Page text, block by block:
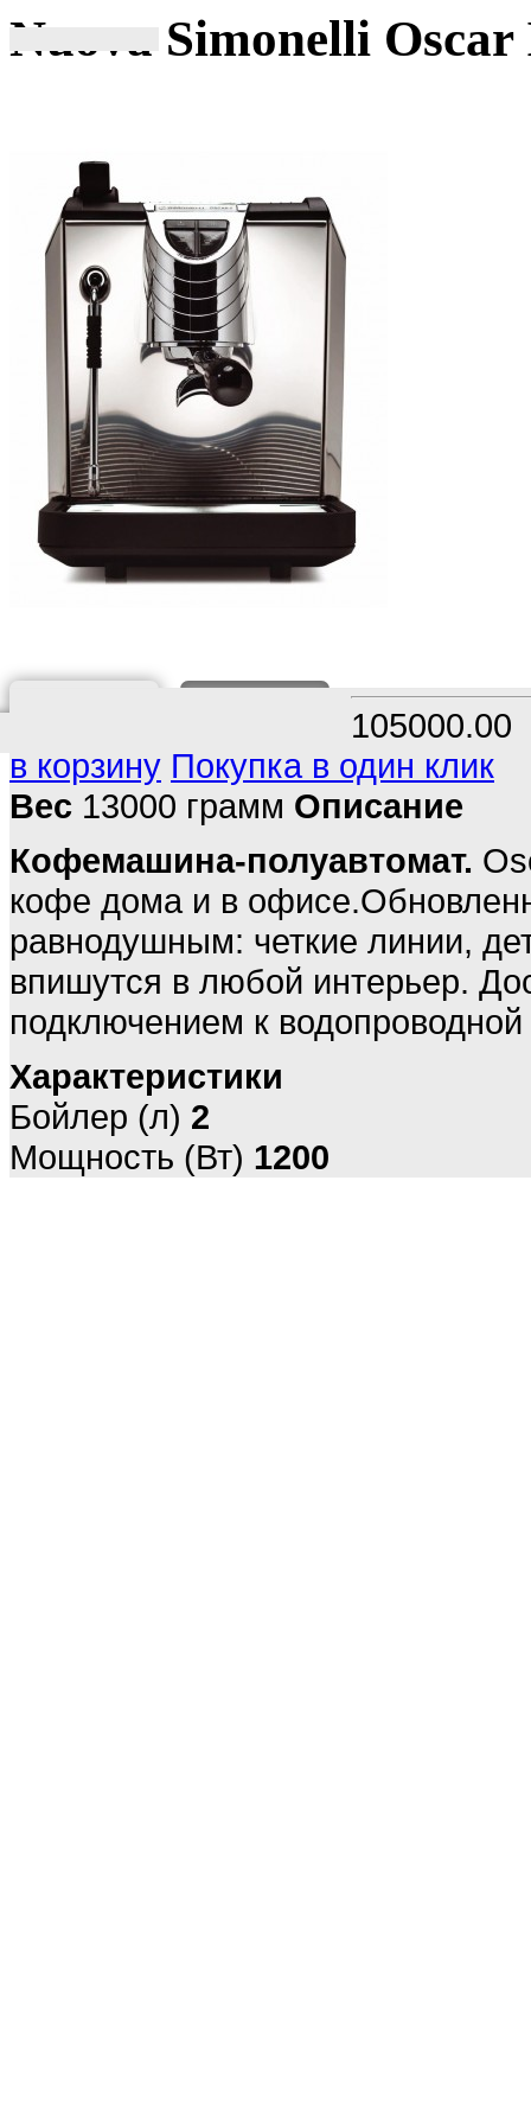
Nuova Simonelli
105000.00
в корзину Покупка в один клик
Вес 13000 грамм Описание
Кофемашина-полуавтомат.
кофе дома и в
равнодушным: четкие линии,
впишутся в любой интерьер.
подключением к
Характеристики
Бойлер (л) 2
Мощность (Вт) 1200